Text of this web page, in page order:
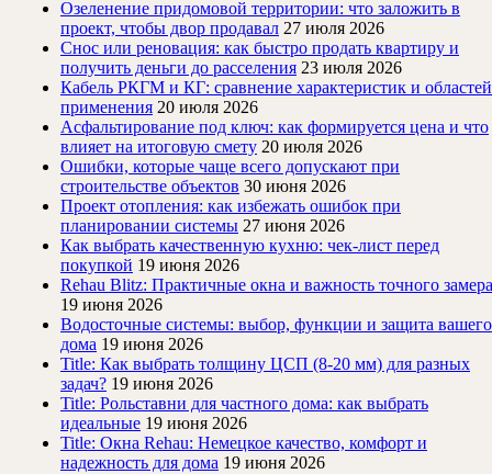
Озеленение придомовой территории: что заложить в
проект, чтобы двор продавал 27 июля 2026
Снос или реновация: как быстро продать квартиру и
получить деньги до расселения 23 июля 2026
Кабель РКГМ и КГ: сравнение характеристик и областей
применения 20 июля 2026
Асфальтирование под ключ: как формируется цена и что
влияет на итоговую смету 20 июля 2026
Ошибки, которые чаще всего допускают при
строительстве объектов 30 июня 2026
Проект отопления: как избежать ошибок при
планировании системы 27 июня 2026
Как выбрать качественную кухню: чек-лист перед
покупкой 19 июня 2026
Rehau Blitz: Практичные окна и важность точного замера
19 июня 2026
Водосточные системы: выбор, функции и защита вашего
дома 19 июня 2026
Title: Как выбрать толщину ЦСП (8-20 мм) для разных
задач? 19 июня 2026
Title: Рольставни для частного дома: как выбрать
идеальные 19 июня 2026
Title: Окна Rehau: Немецкое качество, комфорт и
надежность для дома 19 июня 2026